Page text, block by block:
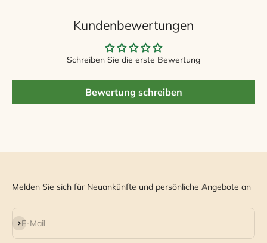
Kundenbewertungen
Schreiben Sie die erste Bewertung
Bewertung schreiben
Melden Sie sich für Neuankünfte und persönliche Angebote an
E-Mail
Abonnieren